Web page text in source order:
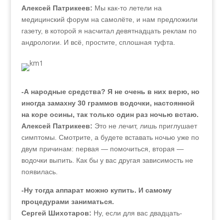
Алексей Патрикеев: Мы как-то летели на
медицинский форум на самолёте, и нам предложили
газету, в которой я насчитал девятнадцать реклам по
андрологии. И всё, простите, сплошная туфта.
-А народные средства? Я не очень в них верю, но
иногда замахну 30 граммов водочки, настоянной
на коре осины, так только один раз ночью встаю.
Алексей Патрикеев: Это не лечит, лишь приглушает
симптомы. Смотрите, а будете вставать ночью уже по
двум причинам: первая — помочиться, вторая —
водочки выпить. Как бы у вас другая зависимость не
появилась.
-Ну тогда аппарат можно купить. И самому
процедурами заниматься.
Сергей Шихотаров: Ну, если для вас двадцать-